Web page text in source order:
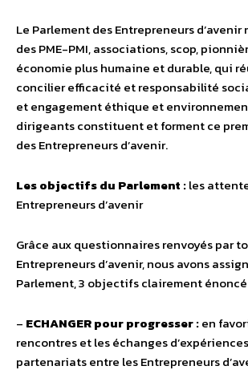
Le Parlement des Entrepreneurs d’avenir
des PME-PMI, associations, scop,
économie plus humaine et durable, qui
concilier efficacité et responsabilité
et engagement éthique et
dirigeants constituent et forment ce
des Entrepreneurs d’avenir.
Les objectifs du Parlement :les
Entrepreneurs d’avenir
Grâce aux questionnaires renvoyés par
Entrepreneurs d’avenir, nous avons
Parlement, 3 objectifs clairement
– ECHANGER pour progresser :en
rencontres et les échanges
partenariats entre les Entrepreneurs